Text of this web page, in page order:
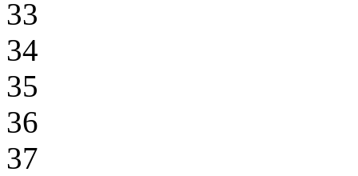
33
34
35
36
37